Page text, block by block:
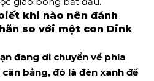
khi nào nên đánh
so với một con Dink
đang di chuyển về phía
bằng, đó là đèn xanh để